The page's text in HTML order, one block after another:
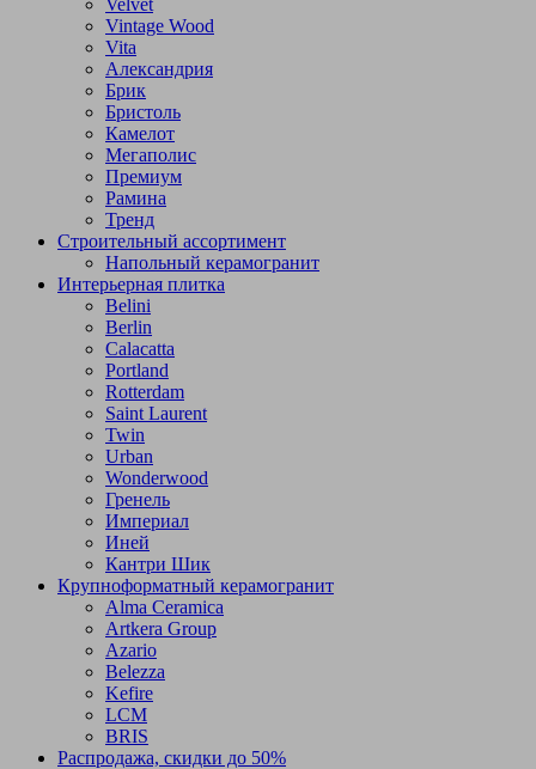
Vintage Wood
Vita
Александрия
Брик
Бристоль
Камелот
Мегаполис
Премиум
Рамина
Тренд
Строительный ассортимент
Напольный керамогранит
Интерьерная плитка
Belini
Berlin
Calacatta
Portland
Rotterdam
Saint Laurent
Twin
Urban
Wonderwood
Гренель
Империал
Иней
Кантри Шик
Крупноформатный керамогранит
Alma Ceramica
Artkera Group
Azario
Belezza
Kefire
LCM
BRIS
Распродажа, скидки до 50%